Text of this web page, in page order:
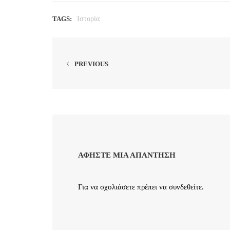
TAGS: Ιστορία
PREVIOUS
ΑΦΉΣΤΕ ΜΙΑ ΑΠΆΝΤΗΣΗ
Για να σχολιάσετε πρέπει να συνδεθείτε.